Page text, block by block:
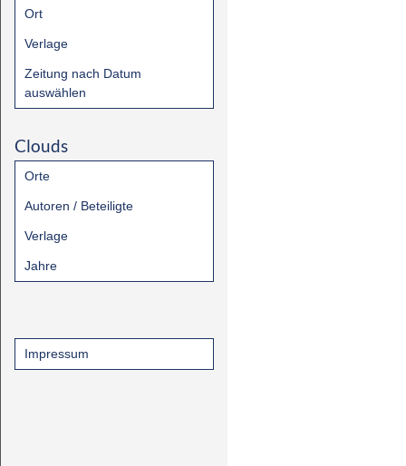
Ort
Verlage
Zeitung nach Datum
auswählen
Clouds
Orte
Autoren / Beteiligte
Verlage
Jahre
Impressum